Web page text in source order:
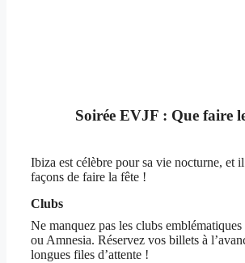
Soirée EVJF : Que faire
Ibiza est célèbre pour sa vie nocturne, et
façons de faire la fête !
Clubs
Ne manquez pas les clubs emblématiques
ou Amnesia. Réservez vos billets à
longues files d’attente !